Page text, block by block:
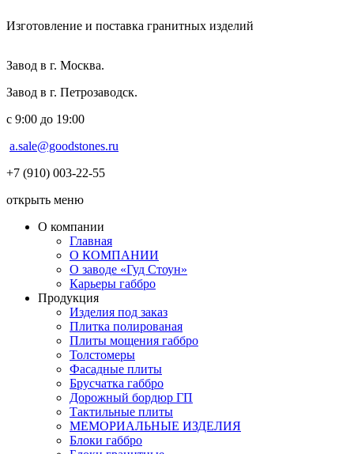
Изготовление и поставка гранитных изделий
Завод в г. Москва.
Завод в г. Петрозаводск.
с 9:00 до 19:00
a.sale@goodstones.ru
+7 (910) 003-22-55
открыть меню
О компании
Главная
О КОМПАНИИ
О заводе «Гуд Стоун»
Карьеры габбро
Продукция
Изделия под заказ
Плитка полированая
Плиты мощения габбро
Толстомеры
Фасадные плиты
Брусчатка габбро
Дорожный бордюр ГП
Тактильные плиты
МЕМОРИАЛЬНЫЕ ИЗДЕЛИЯ
Блоки габбро